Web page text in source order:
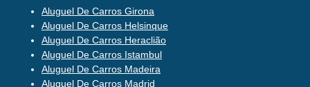
Aluguel De Carros Girona
Aluguel De Carros Helsinque
Aluguel De Carros Heraclião
Aluguel De Carros Istambul
Aluguel De Carros Madeira
Aluguel De Carros Madrid